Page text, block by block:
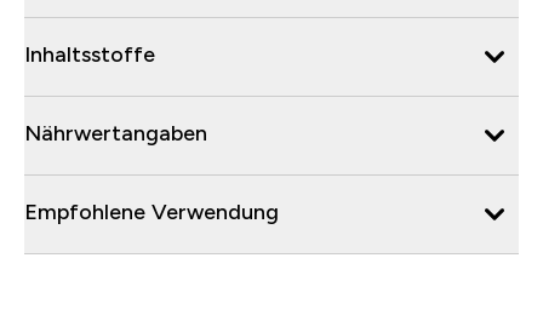
Inhaltsstoffe
Nährwertangaben
Empfohlene Verwendung